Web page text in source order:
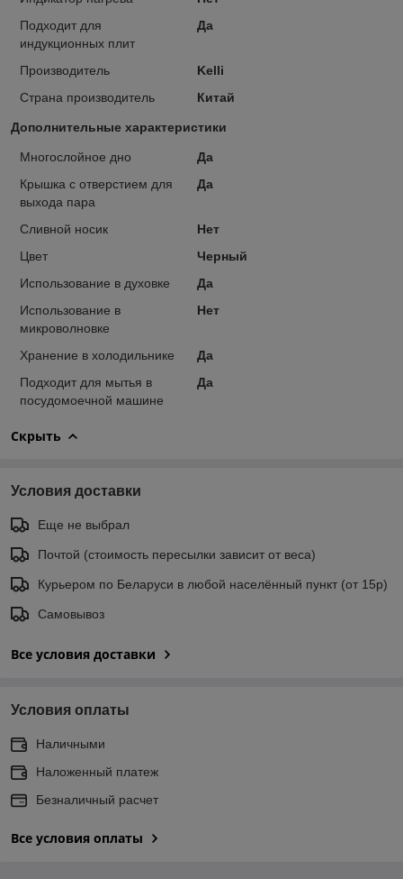
Подходит для
индукционных плит
Да
Производитель
Kelli
Страна производитель
Китай
Дополнительные характеристики
Многослойное дно
Да
Крышка с отверстием для
выхода пара
Да
Сливной носик
Нет
Цвет
Черный
Использование в духовке
Да
Использование в
микроволновке
Нет
Хранение в холодильнике
Да
Подходит для мытья в
посудомоечной машине
Да
Скрыть
Условия доставки
Еще не выбрал
Почтой (стоимость пересылки зависит от веса)
Курьером по Беларуси в любой населённый пункт (от 15р)
Самовывоз
Все условия доставки
Условия оплаты
Наличными
Наложенный платеж
Безналичный расчет
Все условия оплаты